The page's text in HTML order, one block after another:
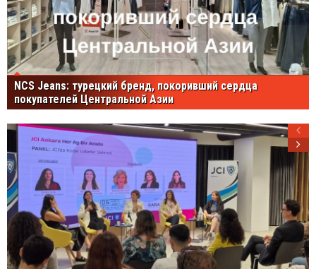
NCS Jeans: турецкий бренд, покоривший сердца
покупателей Центральной Азии